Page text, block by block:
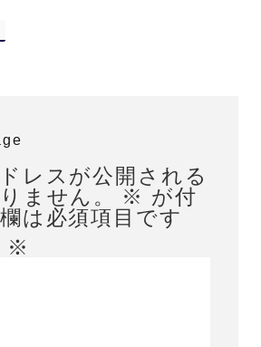
レスが公開される
ません。
※ が付
は必須項目です
※